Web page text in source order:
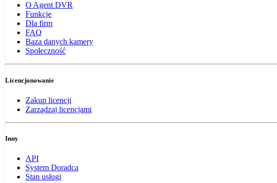
O Agent DVR
Funkcje
Dla firm
FAQ
Baza danych kamery
Społeczność
Licencjonowanie
Zakup licencji
Zarządzaj licencjami
Inny
API
System Doradca
Stan usługi